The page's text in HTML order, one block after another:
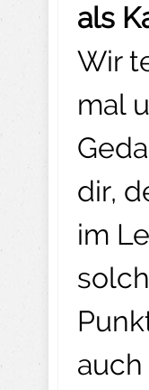
als
Wir
mal
dir,
im